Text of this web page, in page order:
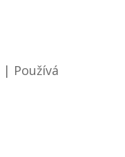
| Používá